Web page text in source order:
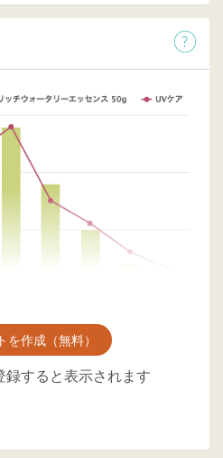
を作成（無料）
すると表示されます